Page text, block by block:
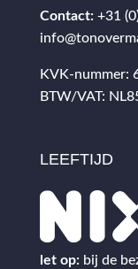
Contact: +31
KVK-nummer:
BTW/VAT:
LEEFTIJD
let op: bij de